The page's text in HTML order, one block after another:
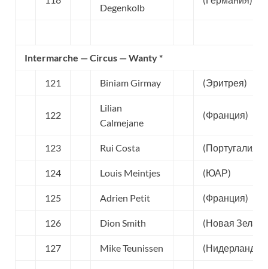
Degenkolb
Intermarche — Circus — Wanty *
121 Biniam Girmay (Эритрея)
122
Lilian
Calmejane
(Франция)
123 Rui Costa (Португалия)
124 Louis Meintjes (ЮАР)
125 Adrien Petit (Франция)
126 Dion Smith (Новая
127 Mike Teunissen (Нидерланды)